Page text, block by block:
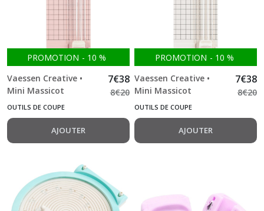
PROMOTION - 10 %
Vaessen Creative •
Mini Massicot
15,3x6,5cm Rose
7€38
8€20
OUTILS DE COUPE
AJOUTER
PROMOTION - 10 %
Vaessen Creative •
Mini Massicot
15,3x6,5cm Blanc
Cassé
7€38
8€20
OUTILS DE COUPE
AJOUTER